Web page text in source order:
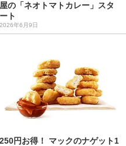
屋の「ネオトマトカレー」スタ
ート
2026年6月9日
250円お得！ マックのナゲット1